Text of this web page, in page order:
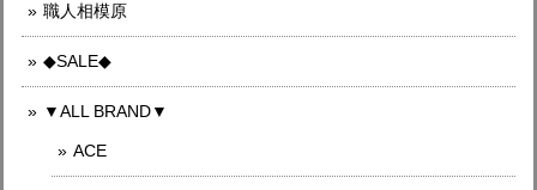
職人相模原
◆SALE◆
▼ALL BRAND▼
ACE